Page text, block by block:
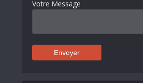
Votre Message